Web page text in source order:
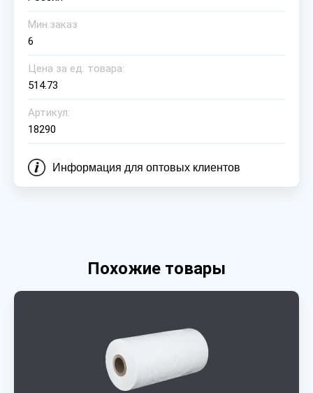
Мин.заказ
6
Цена за ед. товара:
514.73
Артикул:
18290
Информация для оптовых клиентов
Похожие товары